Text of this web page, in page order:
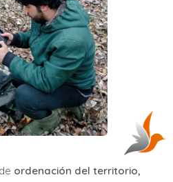
ordenación del territorio,